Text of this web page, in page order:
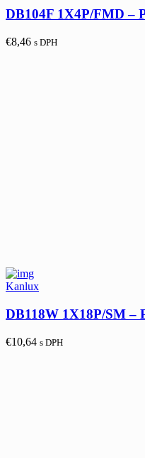
DB104F 1X4P/FMD –
€8,46 s DPH
Kanlux
DB118W 1X18P/SM –
€10,64 s DPH